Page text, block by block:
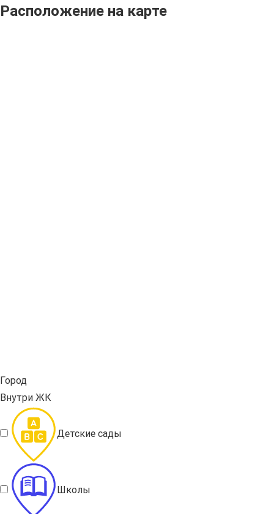
Расположение на карте
Город
Внутри ЖК
Детские сады
Школы